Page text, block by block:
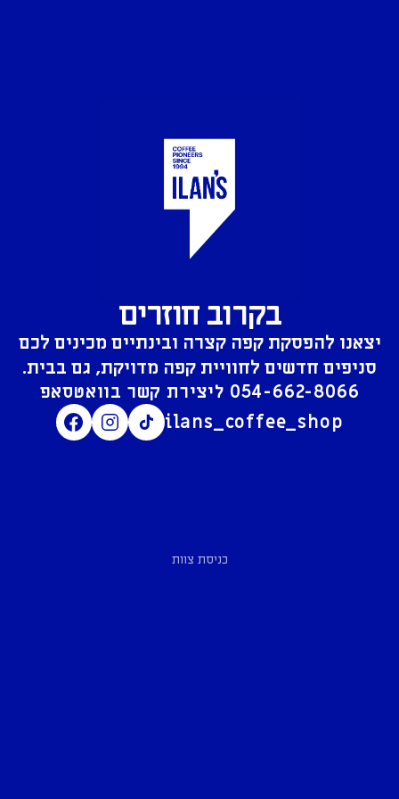
בקרוב חוזרים
יצאנו להפסקת קפה קצרה ובינתיים מכינים לכם
סניפים חדשים לחוויית קפה מדויקת, גם בבית.
054-662-8066
ilans_coffee_shop
כניסת צוות